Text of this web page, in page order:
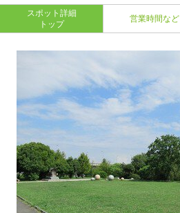
スポット詳細
トップ
営業時間など